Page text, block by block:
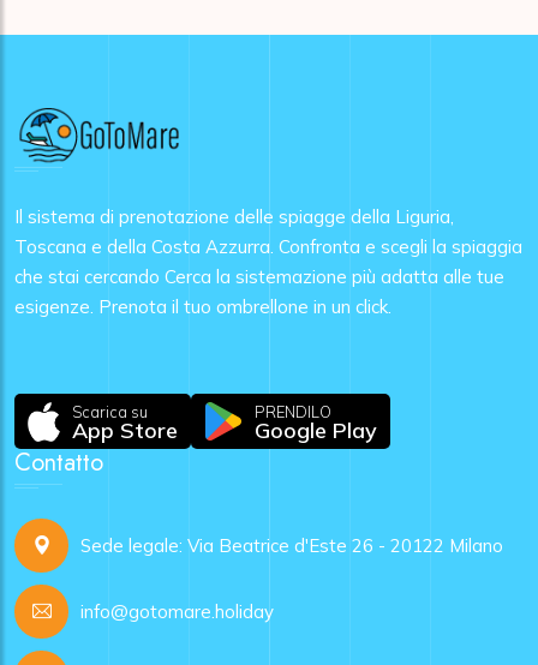
Il sistema di prenotazione delle spiagge della Liguria,
Toscana e della Costa Azzurra. Confronta e scegli la spiaggia
che stai cercando Cerca la sistemazione più adatta alle tue
esigenze. Prenota il tuo ombrellone in un click.
Scarica su
App Store
PRENDILO
Google Play
Contatto
Sede legale: Via Beatrice d'Este 26 - 20122 Milano
info@gotomare.holiday